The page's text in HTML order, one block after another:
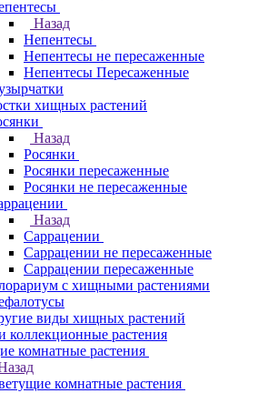
Назад
Непентесы
Непентесы не пересаженные
Непентесы Пересаженные
хищных растений
Назад
Росянки
Росянки пересаженные
Росянки не пересаженные
Назад
Саррацении
Саррацении не пересаженные
Саррацении пересаженные
с хищными растениями
виды хищных растений
коллекционные растения
комнатные растения
комнатные растения